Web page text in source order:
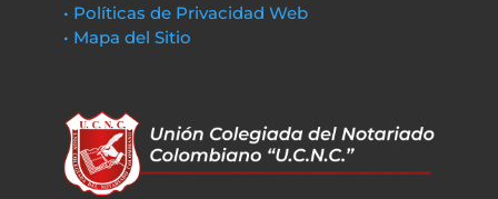
• Políticas de Privacidad Web
• Mapa del Sitio